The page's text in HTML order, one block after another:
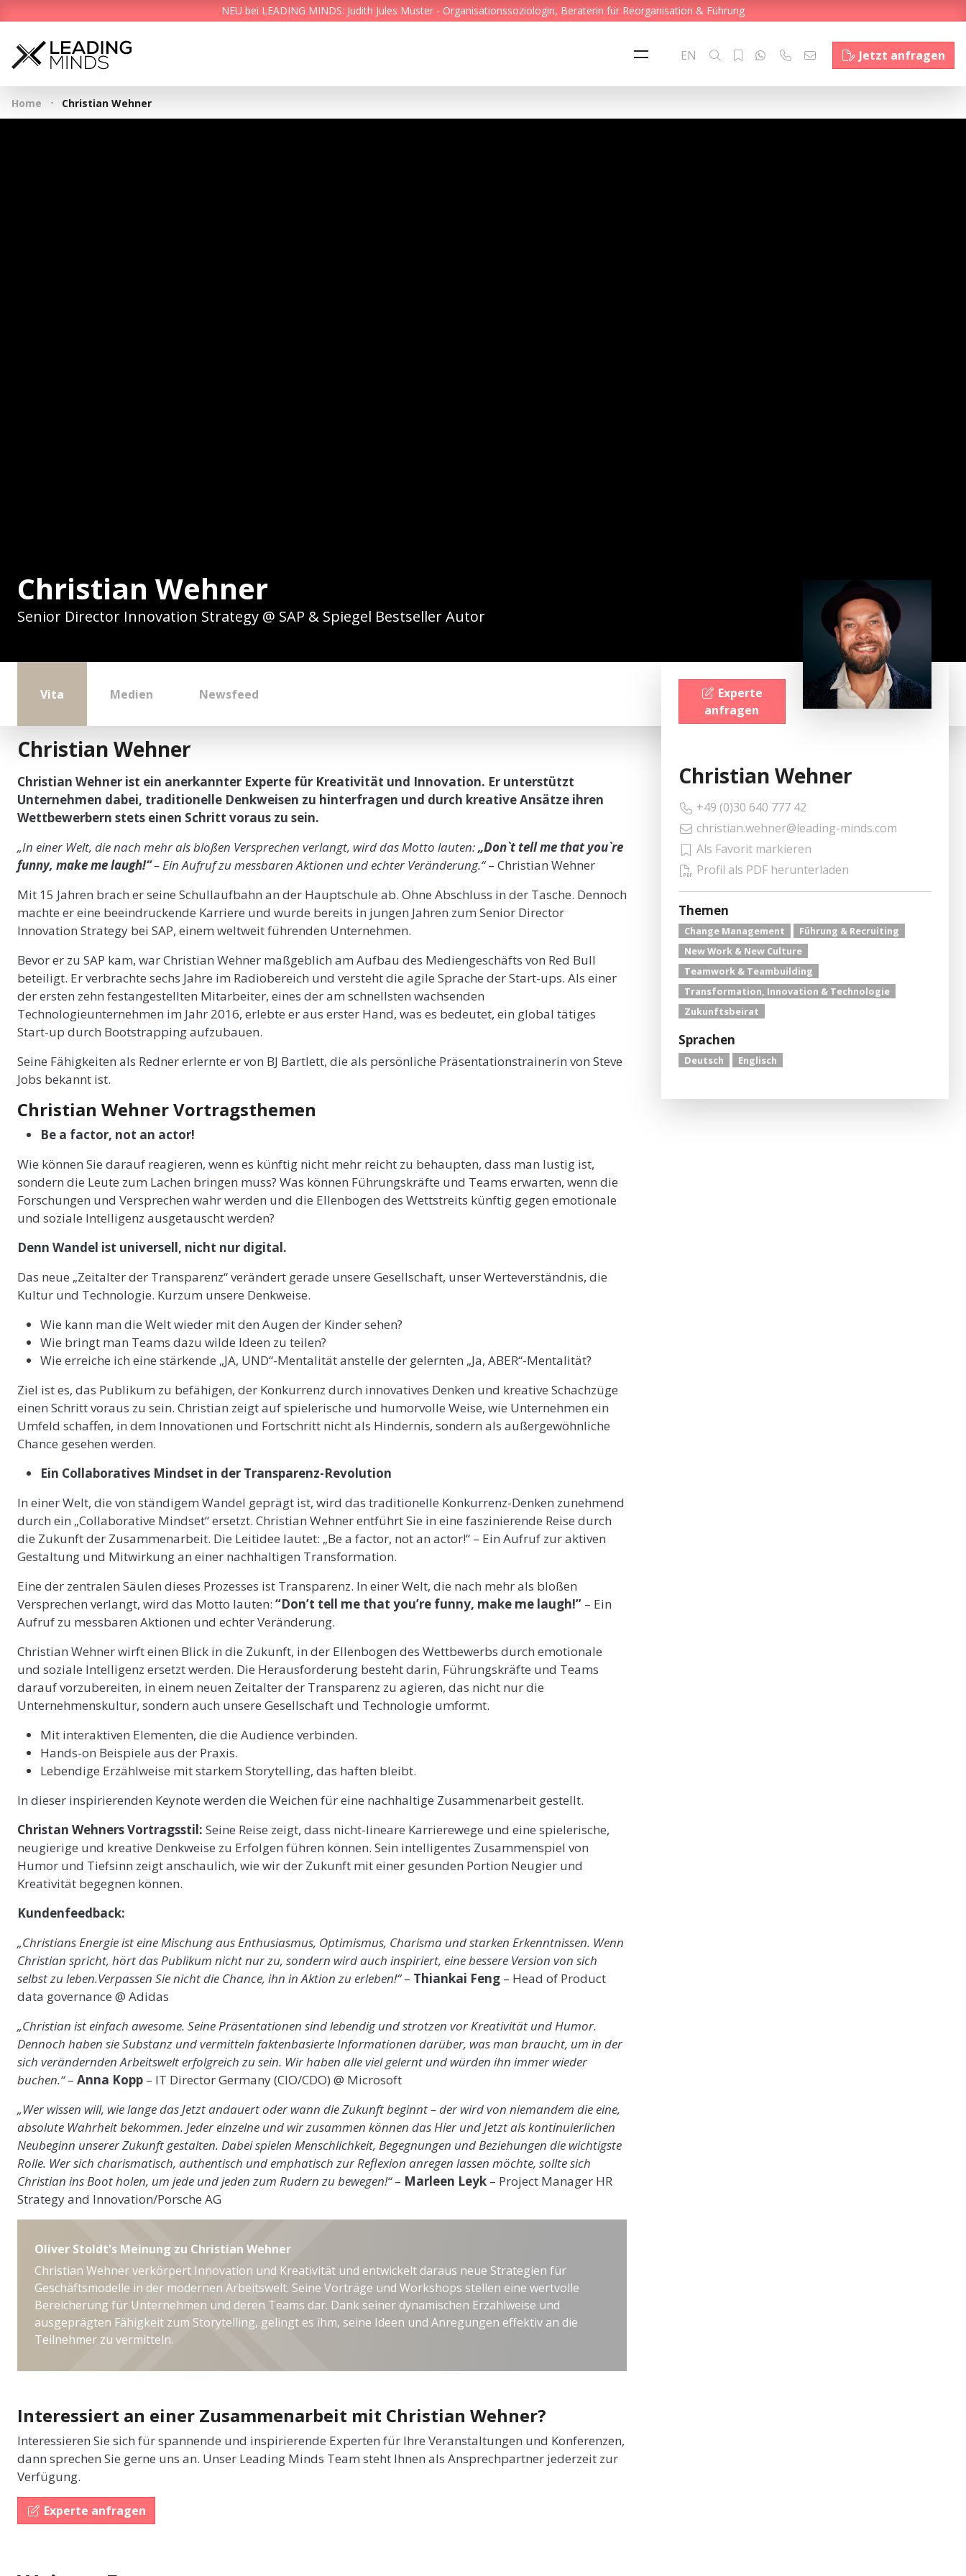
NEU bei LEADING MINDS: Judith Jules Muster - Organisationssoziologin, Beraterin für Reorganisation & Führung
EN Jetzt anfragen
Reading Minds
Home · Christian Wehner
Christian Wehner
Senior Director Innovation Strategy @ SAP & Spiegel Bestseller Autor
Vita Medien Newsfeed
Experte
anfragen
Christian Wehner
+49 (0)30 640 777 42
christian.wehner@leading-minds.com
Als Favorit markieren
Profil als PDF herunterladen
Themen
Change Management
Führung & Recruiting
New Work & New Culture
Teamwork & Teambuilding
Transformation, Innovation & Technologie
Zukunftsbeirat
Sprachen
Deutsch Englisch
Christian Wehner
Christian Wehner ist ein anerkannter Experte für Kreativität und Innovation. Er unterstützt
Unternehmen dabei, traditionelle Denkweisen zu hinterfragen und durch kreative Ansätze ihren
Wettbewerbern stets einen Schritt voraus zu sein.
„In einer Welt, die nach mehr als bloßen Versprechen verlangt, wird das Motto lauten:„Don`t tell me that you`re
funny, make me laugh!“– Ein Aufruf zu messbaren Aktionen und echter Veränderung.“– Christian Wehner
Mit 15 Jahren brach er seine Schullaufbahn an der Hauptschule ab. Ohne Abschluss in der Tasche. Dennoch
machte er eine beeindruckende Karriere und wurde bereits in jungen Jahren zum Senior Director
Innovation Strategy bei SAP, einem weltweit führenden Unternehmen.
Bevor er zu SAP kam, war Christian Wehner maßgeblich am Aufbau des Mediengeschäfts von Red Bull
beteiligt. Er verbrachte sechs Jahre im Radiobereich und versteht die agile Sprache der Start-ups. Als einer
der ersten zehn festangestellten Mitarbeiter, eines der am schnellsten wachsenden
Technologieunternehmen im Jahr 2016, erlebte er aus erster Hand, was es bedeutet, ein global tätiges
Start-up durch Bootstrapping aufzubauen.
Seine Fähigkeiten als Redner erlernte er von BJ Bartlett, die als persönliche Präsentationstrainerin von Steve
Jobs bekannt ist.
Christian Wehner Vortragsthemen
Be a factor, not an actor!
Wie können Sie darauf reagieren, wenn es künftig nicht mehr reicht zu behaupten, dass man lustig ist,
sondern die Leute zum Lachen bringen muss? Was können Führungskräfte und Teams erwarten, wenn die
Forschungen und Versprechen wahr werden und die Ellenbogen des Wettstreits künftig gegen emotionale
und soziale Intelligenz ausgetauscht werden?
Denn Wandel ist universell, nicht nur digital.
Das neue „Zeitalter der Transparenz“ verändert gerade unsere Gesellschaft, unser Werteverständnis, die
Kultur und Technologie. Kurzum unsere Denkweise.
Wie kann man die Welt wieder mit den Augen der Kinder sehen?
Wie bringt man Teams dazu wilde Ideen zu teilen?
Wie erreiche ich eine stärkende „JA, UND“-Mentalität anstelle der gelernten „Ja, ABER“-Mentalität?
Ziel ist es, das Publikum zu befähigen, der Konkurrenz durch innovatives Denken und kreative Schachzüge
einen Schritt voraus zu sein. Christian zeigt auf spielerische und humorvolle Weise, wie Unternehmen ein
Umfeld schaffen, in dem Innovationen und Fortschritt nicht als Hindernis, sondern als außergewöhnliche
Chance gesehen werden.
Ein Collaboratives Mindset in der Transparenz-Revolution
In einer Welt, die von ständigem Wandel geprägt ist, wird das traditionelle Konkurrenz-Denken zunehmend
durch ein „Collaborative Mindset“ ersetzt. Christian Wehner entführt Sie in eine faszinierende Reise durch
die Zukunft der Zusammenarbeit. Die Leitidee lautet: „Be a factor, not an actor!“ – Ein Aufruf zur aktiven
Gestaltung und Mitwirkung an einer nachhaltigen Transformation.
Eine der zentralen Säulen dieses Prozesses ist Transparenz. In einer Welt, die nach mehr als bloßen
Versprechen verlangt, wird das Motto lauten: “Don’t tell me that you’re funny, make me laugh!” – Ein
Aufruf zu messbaren Aktionen und echter Veränderung.
Christian Wehner wirft einen Blick in die Zukunft, in der Ellenbogen des Wettbewerbs durch emotionale
und soziale Intelligenz ersetzt werden. Die Herausforderung besteht darin, Führungskräfte und Teams
darauf vorzubereiten, in einem neuen Zeitalter der Transparenz zu agieren, das nicht nur die
Unternehmenskultur, sondern auch unsere Gesellschaft und Technologie umformt.
Mit interaktiven Elementen, die die Audience verbinden.
Hands-on Beispiele aus der Praxis.
Lebendige Erzählweise mit starkem Storytelling, das haften bleibt.
In dieser inspirierenden Keynote werden die Weichen für eine nachhaltige Zusammenarbeit gestellt.
Christan Wehners Vortragsstil: Seine Reise zeigt, dass nicht-lineare Karrierewege und eine spielerische,
neugierige und kreative Denkweise zu Erfolgen führen können. Sein intelligentes Zusammenspiel von
Humor und Tiefsinn zeigt anschaulich, wie wir der Zukunft mit einer gesunden Portion Neugier und
Kreativität begegnen können.
Kundenfeedback:
„Christians Energie ist eine Mischung aus Enthusiasmus, Optimismus, Charisma und starken Erkenntnissen. Wenn
Christian spricht, hört das Publikum nicht nur zu, sondern wird auch inspiriert, eine bessere Version von sich
selbst zu leben.Verpassen Sie nicht die Chance, ihn in Aktion zu erleben!“– Thiankai Feng – Head of Product
data governance @ Adidas
„Christian ist einfach awesome. Seine Präsentationen sind lebendig und strotzen vor Kreativität und Humor.
Dennoch haben sie Substanz und vermitteln faktenbasierte Informationen darüber, was man braucht, um in der
sich verändernden Arbeitswelt erfolgreich zu sein. Wir haben alle viel gelernt und würden ihn immer wieder
buchen.“– Anna Kopp – IT Director Germany (CIO/CDO) @ Microsoft
„Wer wissen will, wie lange das Jetzt andauert oder wann die Zukunft beginnt – der wird von niemandem die eine,
absolute Wahrheit bekommen. Jeder einzelne und wir zusammen können das Hier und Jetzt als kontinuierlichen
Neubeginn unserer Zukunft gestalten. Dabei spielen Menschlichkeit, Begegnungen und Beziehungen die wichtigste
Rolle. Wer sich charismatisch, authentisch und emphatisch zur Reflexion anregen lassen möchte, sollte sich
Christian ins Boot holen, um jede und jeden zum Rudern zu bewegen!“– Marleen Leyk – Project Manager HR
Strategy and Innovation/Porsche AG
Oliver Stoldt's Meinung zu Christian Wehner
Christian Wehner verkörpert Innovation und Kreativität und entwickelt daraus neue Strategien für
Geschäftsmodelle in der modernen Arbeitswelt. Seine Vorträge und Workshops stellen eine wertvolle
Bereicherung für Unternehmen und deren Teams dar. Dank seiner dynamischen Erzählweise und
ausgeprägten Fähigkeit zum Storytelling, gelingt es ihm, seine Ideen und Anregungen effektiv an die
Teilnehmer zu vermitteln.
Interessiert an einer Zusammenarbeit mit Christian Wehner?
Interessieren Sie sich für spannende und inspirierende Experten für Ihre Veranstaltungen und Konferenzen,
dann sprechen Sie gerne uns an. Unser Leading Minds Team steht Ihnen als Ansprechpartner jederzeit zur
Verfügung.
Experte anfragen